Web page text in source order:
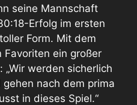
seine Mannschaft
Erfolg im ersten
Form. Mit dem
Favoriten ein großer
werden sicherlich
nach dem prima
in dieses Spiel.“